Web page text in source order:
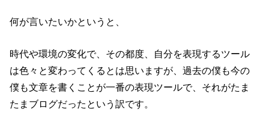
何が言いたいかというと、
時代や環境の変化で、その都度、自分を表現するツール
は色々と変わってくるとは思いますが、過去の僕も今の
僕も文章を書くことが一番の表現ツールで、それがたま
たまブログだったという訳です。